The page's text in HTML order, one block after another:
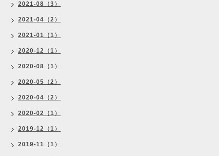
2021-08（3）
2021-04（2）
2021-01（1）
2020-12（1）
2020-08（1）
2020-05（2）
2020-04（2）
2020-02（1）
2019-12（1）
2019-11（1）